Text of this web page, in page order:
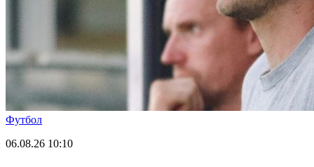
Футбол
06.08.26 10:10